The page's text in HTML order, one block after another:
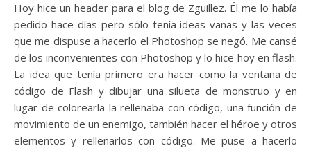
Hoy hice un header para el blog de Zguillez. Él me lo había
pedido hace días pero sólo tenía ideas vanas y las veces
que me dispuse a hacerlo el Photoshop se negó. Me cansé
de los inconvenientes con Photoshop y lo hice hoy en flash.
La idea que tenía primero era hacer como la ventana de
código de Flash y dibujar una silueta de monstruo y en
lugar de colorearla la rellenaba con código, una función de
movimiento de un enemigo, también hacer el héroe y otros
elementos y rellenarlos con código. Me puse a hacerlo